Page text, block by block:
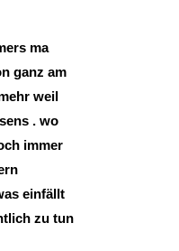
ma
ganz am
weil
. wo
immer
einfällt
zu tun